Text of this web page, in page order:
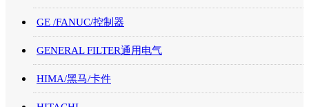
GE /FANUC/控制器
GENERAL FILTER通用电气
HIMA/黑马/卡件